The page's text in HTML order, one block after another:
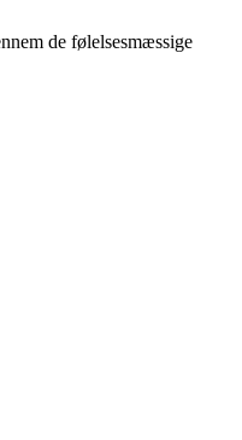
de følelsesmæssige